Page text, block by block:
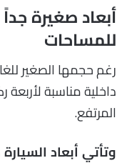
أبعاد صغيرة
للمساحات
رغم حجمها الصغير
داخلية مناسبة
المرتفع.
وتأتي أبعاد السيارة